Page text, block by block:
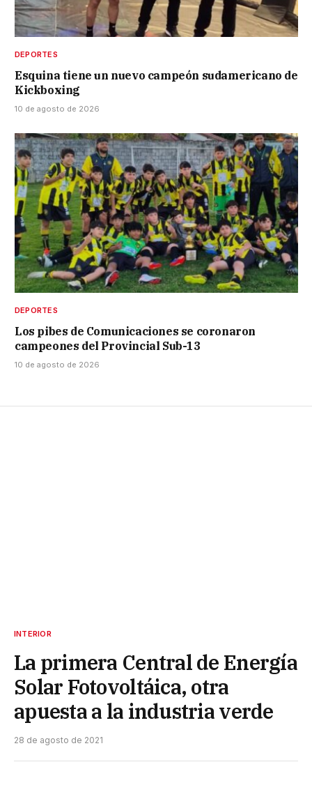
DEPORTES
Esquina tiene un nuevo campeón sudamericano de
Kickboxing
10 de agosto de 2026
DEPORTES
Los pibes de Comunicaciones se coronaron
campeones del Provincial Sub-13
10 de agosto de 2026
INTERIOR
La primera Central de Energía
Solar Fotovoltáica, otra
apuesta a la industria verde
28 de agosto de 2021